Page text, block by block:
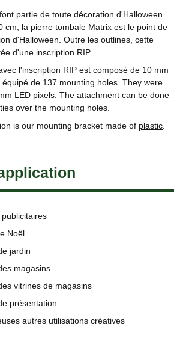
partie de toute décoration d'Halloween
cm, la pierre tombale Matrix est le point de
d'Halloween. Outre les outlines, cette
d'une inscription RIP.
l'inscription RIP est composé de 10 mm
de 137 mounting holes. They were
LED pixels. The attachment can be done
over the mounting holes.
is our mounting bracket made of plastic
Noël
jardin
magasins
vitrines de magasins
présentation
autres utilisations créatives